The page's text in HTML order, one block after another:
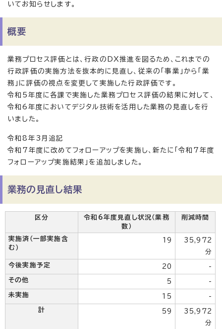
いてお知らせします。
概要
業務プロセス評価とは、行政のDX推進を図るため、これまでの
行政評価の実施方法を抜本的に見直し、従来の「事業」から「業
務」に評価の視点を変更して実施した行政評価です。
令和5年度に各課で実施した業務プロセス評価の結果に対して、
令和6年度においてデジタル技術を活用した業務の見直しを行
いました。
令和8年3月追記
令和7年度に改めてフォローアップを実施し、新たに「令和7年度
フォローアップ実施結果」を追加しました。
業務の見直し結果
区分
令和6年度見直し状況（業務
数）
削減時間
実施済（一部実施含
む）
19
35,972
分
今後実施予定 20 -
その他 5 -
未実施 15 -
計 59
35,972
分